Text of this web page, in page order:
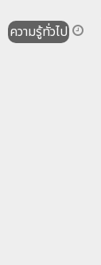
ความรู้ทั่วไป